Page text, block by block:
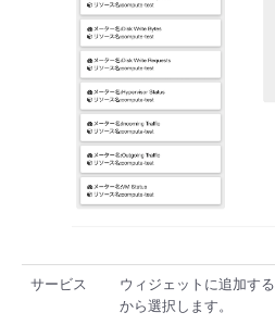
サービス
ウィジェットに追加す
から選択します。